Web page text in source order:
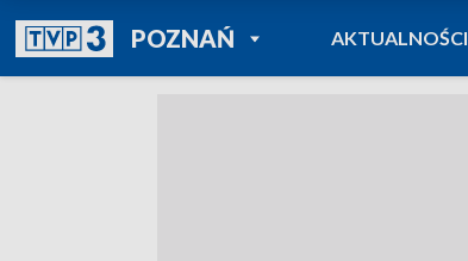
POZNAŃPOWRÓT DO
TVP REGIONY
AKTUALNOŚCI